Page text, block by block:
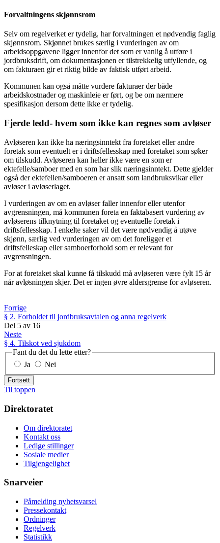
Forvaltningens skjønnsrom
Selv om regelverket er tydelig, har forvaltningen et nødvendig faglig
skjønnsrom. Skjønnet brukes særlig i vurderingen av om
arbeidsoppgavene ligger innenfor det som er vanlig å utføre i
jordbruksdrift, om dokumentasjonen er tilstrekkelig utfyllende, og
om fakturaen gir et riktig bilde av faktisk utført arbeid.
Kommunen kan også måtte vurdere fakturaer der både
arbeidskostnader og maskinleie er ført, og be om nærmere
spesifikasjon dersom dette ikke er tydelig.
Fjerde ledd- hvem som ikke kan regnes som avløser
Avløseren kan ikke ha næringsinntekt fra foretaket eller andre
foretak som eventuelt er i driftsfellesskap med foretaket som søker
om tilskudd. Avløseren kan heller ikke være en som er
ektefelle/samboer med en som har slik næringsinntekt. Dette gjelder
også der ektefellen/samboeren er ansatt som landbruksvikar eller
avløser i avløserlaget.
I vurderingen av om en avløser faller innenfor eller utenfor
avgrensningen, må kommunen foreta en faktabasert vurdering av
avløserens tilknytning til foretaket og eventuelle foretak i
driftsfellesskap. I enkelte saker vil det være nødvendig å utøve
skjønn, særlig ved vurderingen av om det foreligger et
driftsfelleskap eller samboerforhold som er relevant for
avgrensningen.
For at foretaket skal kunne få tilskudd må avløseren være fylt 15 år
når avløsningen skjer. Det er ingen øvre aldersgrense for avløseren.
Forrige
§ 2. Forholdet til jordbruksavtalen og anna regelverk
Del 5 av 16
Neste
§ 4. Tilskot ved sjukdom
Fant du det du lette etter?
Ja
Nei
Fortsett
Til toppen
Direktoratet
Om direktoratet
Kontakt oss
Ledige stillinger
Sosiale medier
Tilgjengelighet
Snarveier
Påmelding nyhetsvarsel
Pressekontakt
Ordninger
Regelverk
Statistikk